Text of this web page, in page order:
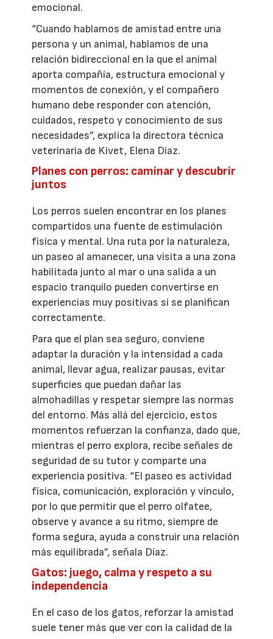
emocional.
“Cuando hablamos de amistad entre una
persona y un animal, hablamos de una
relación bidireccional en la que el animal
aporta compañía, estructura emocional y
momentos de conexión, y el compañero
humano debe responder con atención,
cuidados, respeto y conocimiento de sus
necesidades”, explica la directora técnica
veterinaria de Kivet, Elena Díaz.
Planes con perros: caminar y descubrir
juntos
Los perros suelen encontrar en los planes
compartidos una fuente de estimulación
física y mental. Una ruta por la naturaleza,
un paseo al amanecer, una visita a una zona
habilitada junto al mar o una salida a un
espacio tranquilo pueden convertirse en
experiencias muy positivas si se planifican
correctamente.
Para que el plan sea seguro, conviene
adaptar la duración y la intensidad a cada
animal, llevar agua, realizar pausas, evitar
superficies que puedan dañar las
almohadillas y respetar siempre las normas
del entorno. Más allá del ejercicio, estos
momentos refuerzan la confianza, dado que,
mientras el perro explora, recibe señales de
seguridad de su tutor y comparte una
experiencia positiva. “El paseo es actividad
física, comunicación, exploración y vínculo,
por lo que permitir que el perro olfatee,
observe y avance a su ritmo, siempre de
forma segura, ayuda a construir una relación
más equilibrada”, señala Díaz.
Gatos: juego, calma y respeto a su
independencia
En el caso de los gatos, reforzar la amistad
suele tener más que ver con la calidad de la